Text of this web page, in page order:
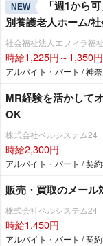
NEW
「週1から
別養護老人ホーム/
社会福祉法人エフィラ福
時給1,225円～1,350円
アルバイト・パート / 神
MR経験を活かして
OK
株式会社ベルシステム24
時給2,300円
アルバイト・パート / 契
販売・買取のメール
株式会社ベルシステム24
時給1,450円
アルバイト・パート / 契